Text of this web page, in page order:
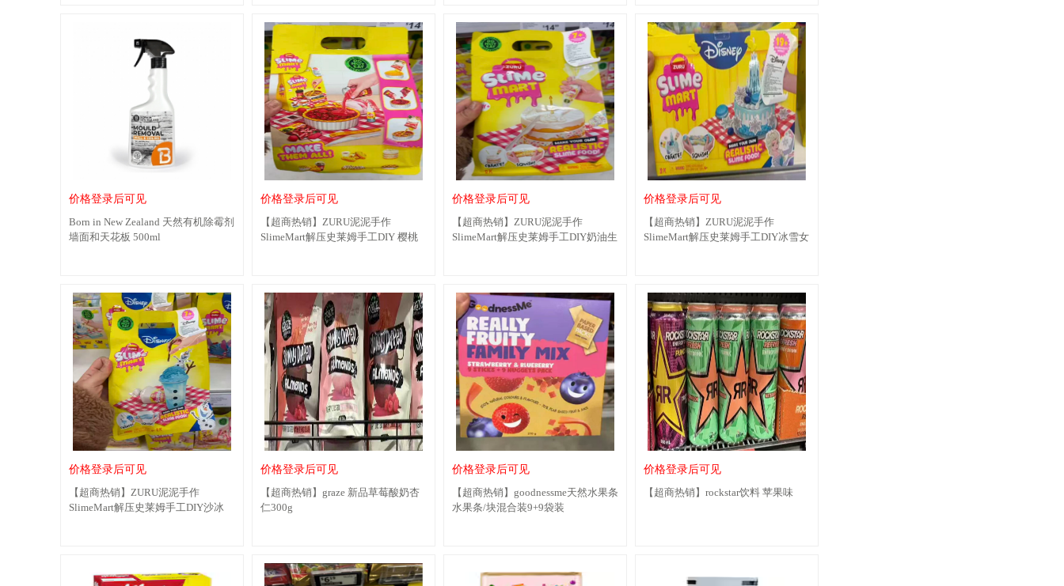
价格登录后可见
Born in New Zealand 天然有机除霉剂
墙面和天花板 500ml
价格登录后可见
【超商热销】ZURU泥泥手作
SlimeMart解压史莱姆手工DIY 樱桃
价格登录后可见
【超商热销】ZURU泥泥手作
SlimeMart解压史莱姆手工DIY奶油生
价格登录后可见
【超商热销】ZURU泥泥手作
SlimeMart解压史莱姆手工DIY冰雪女
价格登录后可见
【超商热销】ZURU泥泥手作
SlimeMart解压史莱姆手工DIY沙冰
价格登录后可见
【超商热销】graze 新品草莓酸奶杏
仁300g
价格登录后可见
【超商热销】goodnessme天然水果条
水果条/块混合装9+9袋装
价格登录后可见
【超商热销】rockstar饮料 苹果味